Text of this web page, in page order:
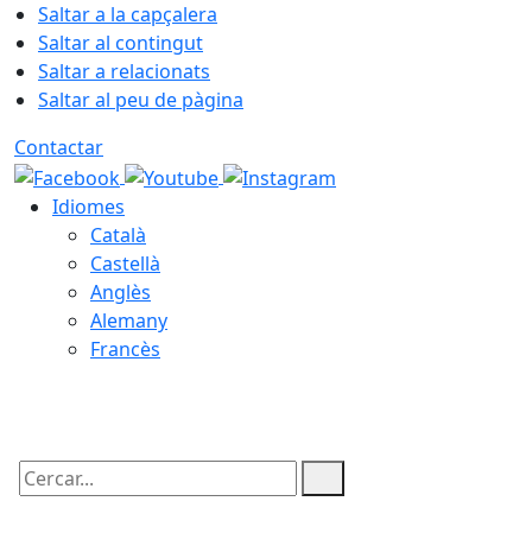
Saltar a la capçalera
Saltar al contingut
Saltar a relacionats
Saltar al peu de pàgina
Contactar
Idiomes
Català
Castellà
Anglès
Alemany
Francès
Cercar: